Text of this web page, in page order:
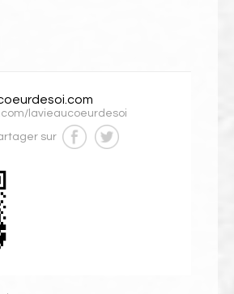
lavieaucoeurdesoi
sur